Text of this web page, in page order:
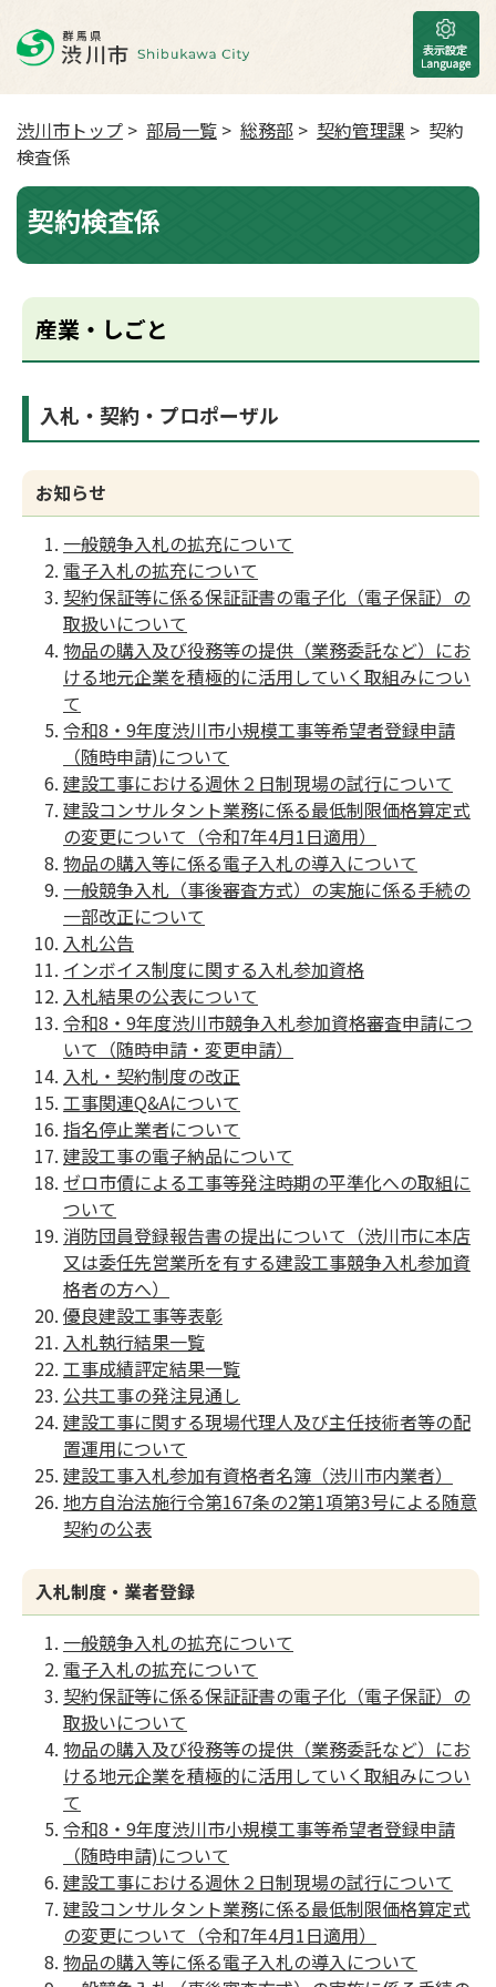
渋川市トップ > 部局一覧 > 総務部 > 契約管理課 > 契約
検査係
契約検査係
産業・しごと
入札・契約・プロポーザル
お知らせ
一般競争入札の拡充について
電子入札の拡充について
契約保証等に係る保証証書の電子化（電子保証）の
取扱いについて
物品の購入及び役務等の提供（業務委託など）にお
ける地元企業を積極的に活用していく取組みについ
て
令和8・9年度渋川市小規模工事等希望者登録申請
（随時申請)について
建設工事における週休２日制現場の試行について
建設コンサルタント業務に係る最低制限価格算定式
の変更について（令和7年4月1日適用）
物品の購入等に係る電子入札の導入について
一般競争入札（事後審査方式）の実施に係る手続の
一部改正について
入札公告
インボイス制度に関する入札参加資格
入札結果の公表について
令和8・9年度渋川市競争入札参加資格審査申請につ
いて（随時申請・変更申請）
入札・契約制度の改正
工事関連Q&Aについて
指名停止業者について
建設工事の電子納品について
ゼロ市債による工事等発注時期の平準化への取組に
ついて
消防団員登録報告書の提出について（渋川市に本店
又は委任先営業所を有する建設工事競争入札参加資
格者の方へ）
優良建設工事等表彰
入札執行結果一覧
工事成績評定結果一覧
公共工事の発注見通し
建設工事に関する現場代理人及び主任技術者等の配
置運用について
建設工事入札参加有資格者名簿（渋川市内業者）
地方自治法施行令第167条の2第1項第3号による随意
契約の公表
入札制度・業者登録
一般競争入札の拡充について
電子入札の拡充について
契約保証等に係る保証証書の電子化（電子保証）の
取扱いについて
物品の購入及び役務等の提供（業務委託など）にお
ける地元企業を積極的に活用していく取組みについ
て
令和8・9年度渋川市小規模工事等希望者登録申請
（随時申請)について
建設工事における週休２日制現場の試行について
建設コンサルタント業務に係る最低制限価格算定式
の変更について（令和7年4月1日適用）
物品の購入等に係る電子入札の導入について